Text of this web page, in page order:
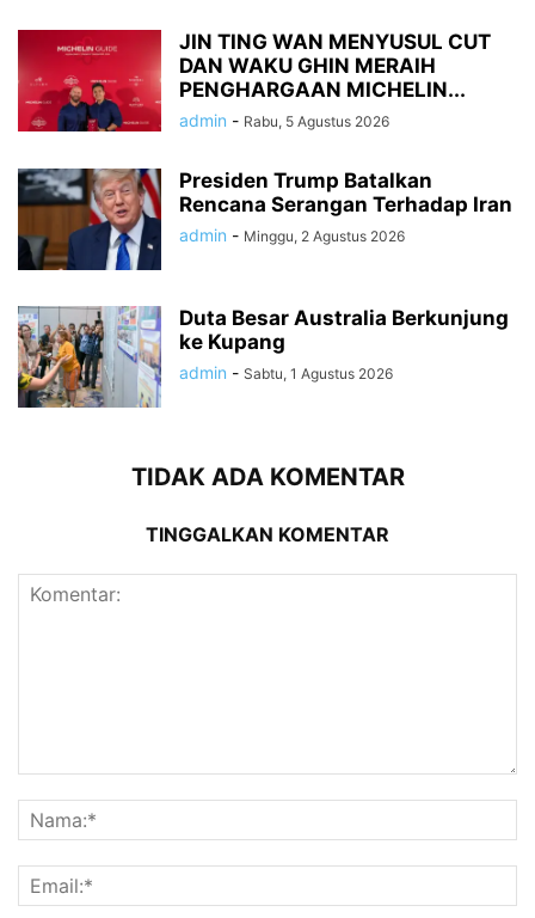
JIN TING WAN MENYUSUL CUT
DAN WAKU GHIN MERAIH
PENGHARGAAN MICHELIN...
admin - Rabu, 5 Agustus 2026
Presiden Trump Batalkan
Rencana Serangan Terhadap Iran
admin - Minggu, 2 Agustus 2026
Duta Besar Australia Berkunjung
ke Kupang
admin - Sabtu, 1 Agustus 2026
TIDAK ADA KOMENTAR
TINGGALKAN KOMENTAR